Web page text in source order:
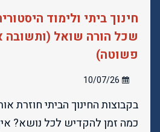
שכל הורה שואל (ותשובה
פשוטה)
בקבוצות החינוך הביתי חוזרת
כמה זמן להקדיש לכל נושא?